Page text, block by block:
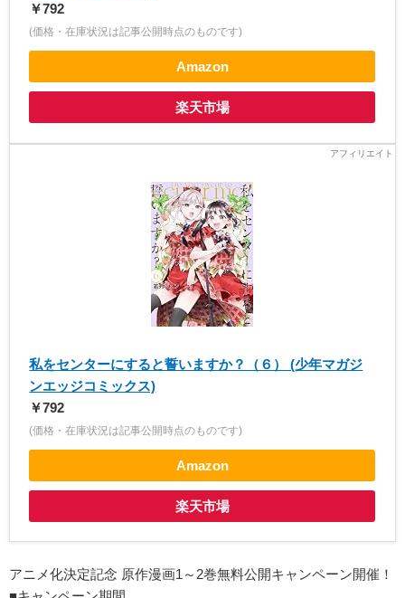
￥792
(価格・在庫状況は記事公開時点のものです)
Amazon
楽天市場
私をセンターにすると誓いますか？（６） (少年マガジ
ンエッジコミックス)
￥792
(価格・在庫状況は記事公開時点のものです)
Amazon
楽天市場
アニメ化決定記念 原作漫画1～2巻無料公開キャンペーン開催！